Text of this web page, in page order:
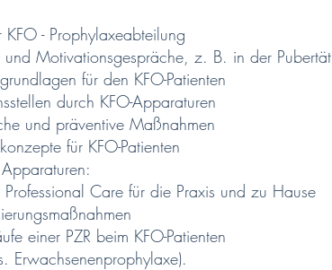
- Prophylaxeabteilung
und Motivationsgespräche, z. B. in der Pubertät
für den KFO-Patienten
durch KFO-Apparaturen
und präventive Maßnahmen
für KFO-Patienten
Professional Care für die Praxis und zu Hause
einer PZR beim KFO-Patienten
Erwachsenenprophylaxe).